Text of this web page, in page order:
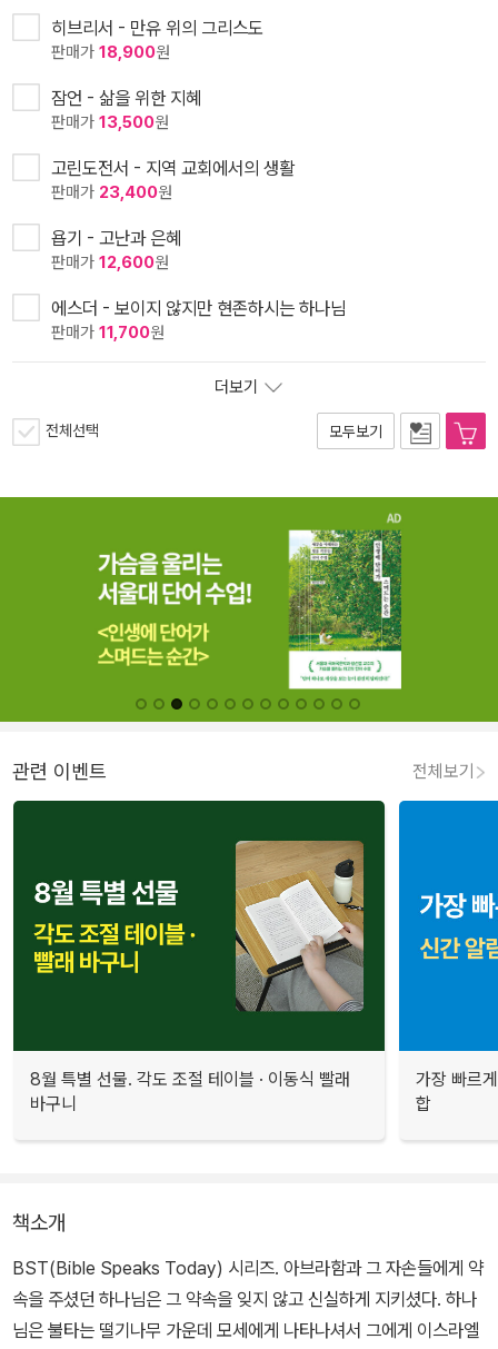
히브리서 - 만유 위의 그리스도
판매가 18,900원
잠언 - 삶을 위한 지혜
판매가 13,500원
고린도전서 - 지역 교회에서의 생활
판매가 23,400원
욥기 - 고난과 은혜
판매가 12,600원
에스더 - 보이지 않지만 현존하시는 하나님
판매가 11,700원
더보기
전체선택 모두보기
관련 이벤트 전체보기
8월 특별 선물. 각도 조절 테이블 · 이동식 빨래
바구니
가장 빠르
합
책소개
BST(Bible Speaks Today) 시리즈. 아브라함과 그 자손들에게 약
속을 주셨던 하나님은 그 약속을 잊지 않고 신실하게 지키셨다. 하나
님은 불타는 떨기나무 가운데 모세에게 나타나셔서 그에게 이스라엘